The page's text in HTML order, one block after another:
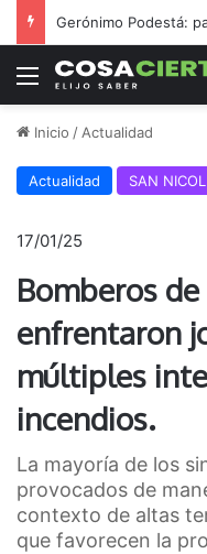
Menú
Inicio / Actualidad
Actualidad SAN
17/01/25
Bomberos
enfrentaron
múltiples
incendios.
La mayoría de los
provocados de
contexto de altas
que favorecen la